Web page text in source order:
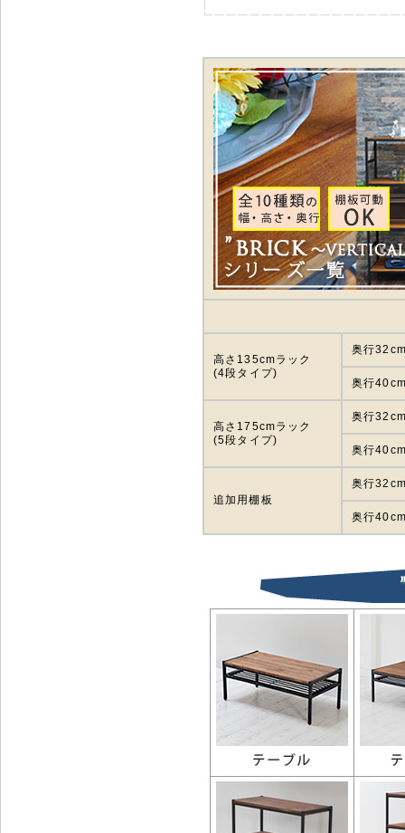
高さ135cmラック
(4段タイプ)
奥行
奥行
高さ175cmラック
(5段タイプ)
奥行
奥行
追加用棚板
奥行
奥行